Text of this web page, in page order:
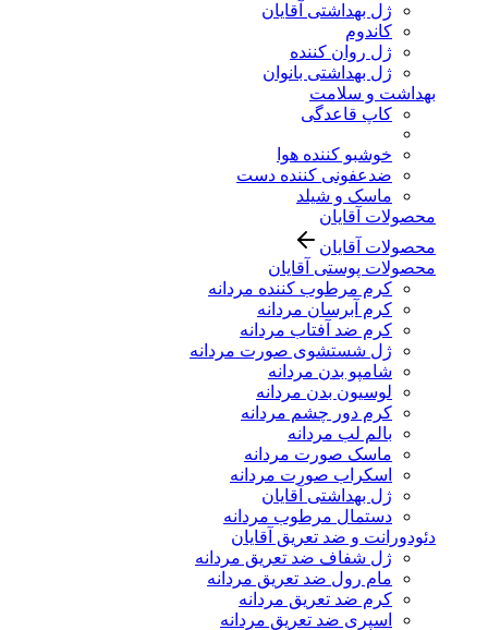
ژل بهداشتی آقایان
کاندوم
ژل روان کننده
ژل بهداشتی بانوان
بهداشت و سلامت
کاپ قاعدگی
خوشبو کننده هوا
ضدعفونی کننده دست
ماسک و شیلد
محصولات آقایان
محصولات آقایان
محصولات پوستی آقایان
کرم مرطوب کننده مردانه
کرم آبرسان مردانه
کرم ضد آفتاب مردانه
ژل شستشوی صورت مردانه
شامپو بدن مردانه
لوسیون بدن مردانه
کرم دور چشم مردانه
بالم لب مردانه
ماسک صورت مردانه
اسکراب صورت مردانه
ژل بهداشتی آقایان
دستمال مرطوب مردانه
دئودورانت و ضد تعریق آقایان
ژل شفاف ضد تعریق مردانه
مام رول ضد تعریق مردانه
کرم ضد تعریق مردانه
اسپری ضد تعریق مردانه